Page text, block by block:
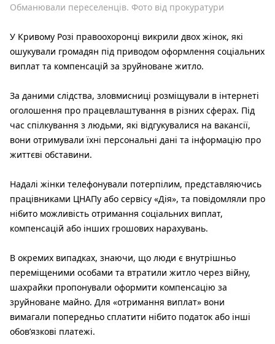
Обманювали переселенців. Фото від прокуратури
У Кривому Розі правоохоронці викрили двох жінок, які
ошукували громадян під приводом оформлення соціальних
виплат та компенсацій за зруйноване житло.
За даними слідства, зловмисниці розміщували в інтернеті
оголошення про працевлаштування в різних сферах. Під
час спілкування з людьми, які відгукувалися на вакансії,
вони отримували їхні персональні дані та інформацію про
життєві обставини.
Надалі жінки телефонували потерпілим, представляючись
працівниками ЦНАПу або сервісу «Дія», та повідомляли про
нібито можливість отримання соціальних виплат,
компенсацій або інших грошових нарахувань.
В окремих випадках, знаючи, що люди є внутрішньо
переміщеними особами та втратили житло через війну,
шахрайки пропонували оформити компенсацію за
зруйноване майно. Для «отримання виплат» вони
вимагали попередньо сплатити нібито податок або інші
обов’язкові платежі.